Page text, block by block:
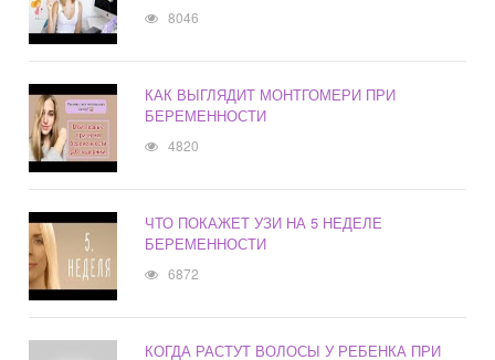
8046
КАК ВЫГЛЯДИТ МОНТГОМЕРИ ПРИ
БЕРЕМЕННОСТИ
4820
ЧТО ПОКАЖЕТ УЗИ НА 5 НЕДЕЛЕ
БЕРЕМЕННОСТИ
6872
КОГДА РАСТУТ ВОЛОСЫ У РЕБЕНКА ПРИ